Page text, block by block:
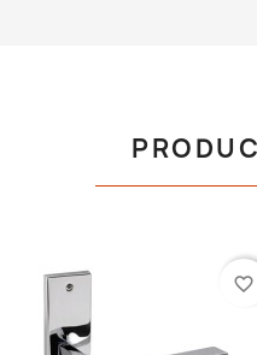
favorite_border